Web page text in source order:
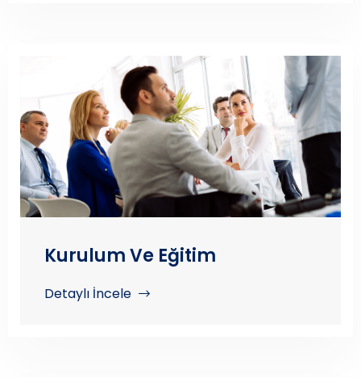
Kurulum Ve Eğitim
Detaylı İncele